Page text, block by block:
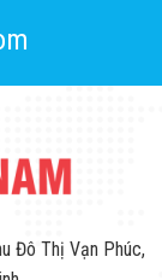
Đô Thị Vạn Phúc,